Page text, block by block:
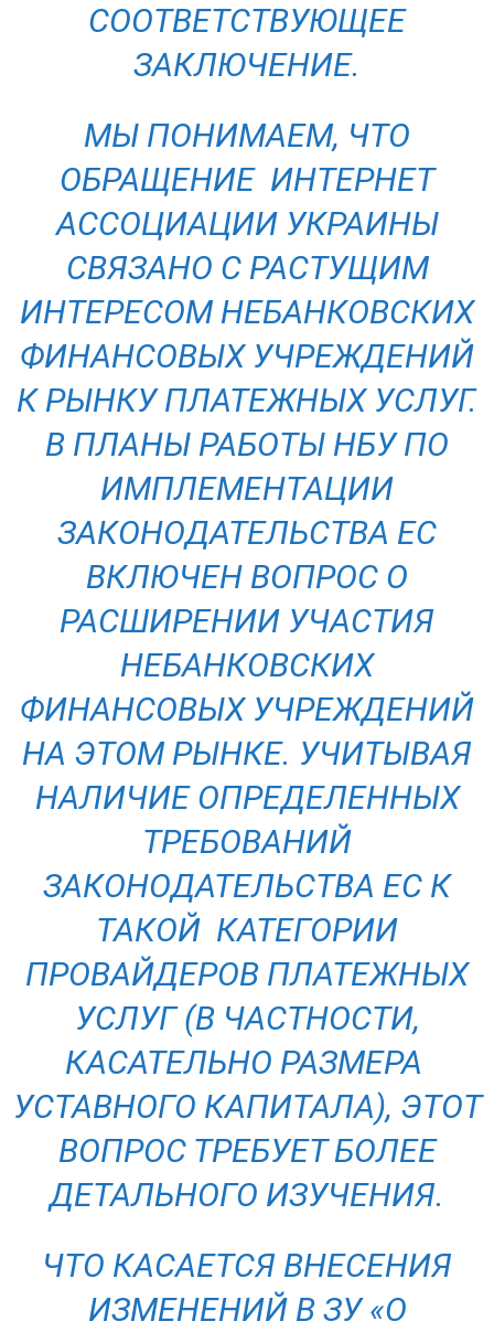
СООТВЕТСТВУЮЩЕЕ
ЗАКЛЮЧЕНИЕ.
МЫ ПОНИМАЕМ, ЧТО
ОБРАЩЕНИЕ ИНТЕРНЕТ
АССОЦИАЦИИ УКРАИНЫ
СВЯЗАНО С РАСТУЩИМ
ИНТЕРЕСОМ НЕБАНКОВСКИХ
ФИНАНСОВЫХ УЧРЕЖДЕНИЙ
К РЫНКУ ПЛАТЕЖНЫХ УСЛУГ.
В ПЛАНЫ РАБОТЫ НБУ ПО
ИМПЛЕМЕНТАЦИИ
ЗАКОНОДАТЕЛЬСТВА ЕС
ВКЛЮЧЕН ВОПРОС О
РАСШИРЕНИИ УЧАСТИЯ
НЕБАНКОВСКИХ
ФИНАНСОВЫХ УЧРЕЖДЕНИЙ
НА ЭТОМ РЫНКЕ. УЧИТЫВАЯ
НАЛИЧИЕ ОПРЕДЕЛЕННЫХ
ТРЕБОВАНИЙ
ЗАКОНОДАТЕЛЬСТВА ЕС К
ТАКОЙ КАТЕГОРИИ
ПРОВАЙДЕРОВ ПЛАТЕЖНЫХ
УСЛУГ (В ЧАСТНОСТИ,
КАСАТЕЛЬНО РАЗМЕРА
УСТАВНОГО КАПИТАЛА), ЭТОТ
ВОПРОС ТРЕБУЕТ БОЛЕЕ
ДЕТАЛЬНОГО ИЗУЧЕНИЯ.
ЧТО КАСАЕТСЯ ВНЕСЕНИЯ
ИЗМЕНЕНИЙ В ЗУ «О